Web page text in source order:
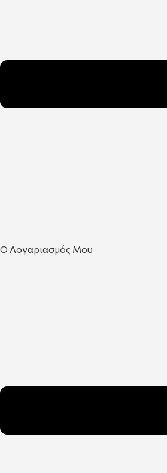
Ο Λογαριασμός Μου